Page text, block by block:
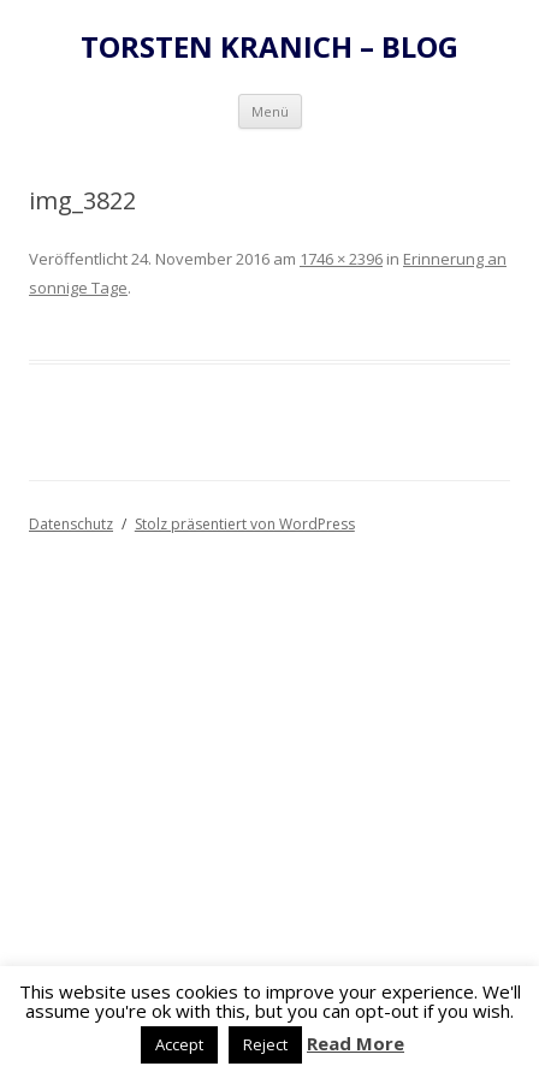
TORSTEN KRANICH – BLOG
Menü Zum
springen
img_3822
Veröffentlicht24. November 2016 am 1746 × 2396 in Erinnerung an
sonnige Tage.
Datenschutz Stolz präsentiert von WordPress
This website uses cookies to improve your experience. We'll
assume you're ok with this, but you can opt-out if you wish.
Accept Reject Read More